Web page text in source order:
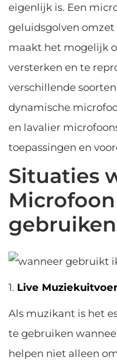
eigenlijk is. Een
geluidsgolven
maakt het mogelijk
versterken en te
verschillende
dynamische
en lavalier
toepassingen en
Situaties
gebruiken
1. Live
Als muzikant is het
te gebruiken
helpen niet alleen